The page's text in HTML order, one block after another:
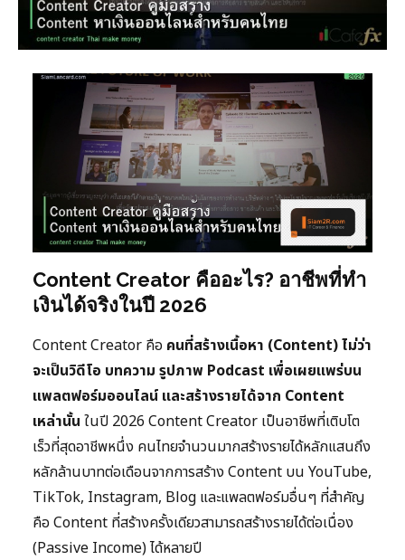
Content Creator คืออะไร? อาชีพที่ทำ
เงินได้จริงในปี 2026
Content Creator คือ คนที่สร้างเนื้อหา (Content) ไม่ว่า
จะเป็นวิดีโอ บทความ รูปภาพ Podcast เพื่อเผยแพร่บน
แพลตฟอร์มออนไลน์ และสร้างรายได้จาก Content
เหล่านั้น ในปี 2026 Content Creator เป็นอาชีพที่เติบโต
เร็วที่สุดอาชีพหนึ่ง คนไทยจำนวนมากสร้างรายได้หลักแสนถึง
หลักล้านบาทต่อเดือนจากการสร้าง Content บน YouTube,
TikTok, Instagram, Blog และแพลตฟอร์มอื่นๆ ที่สำคัญ
คือ Content ที่สร้างครั้งเดียวสามารถสร้างรายได้ต่อเนื่อง
(Passive Income) ได้หลายปี